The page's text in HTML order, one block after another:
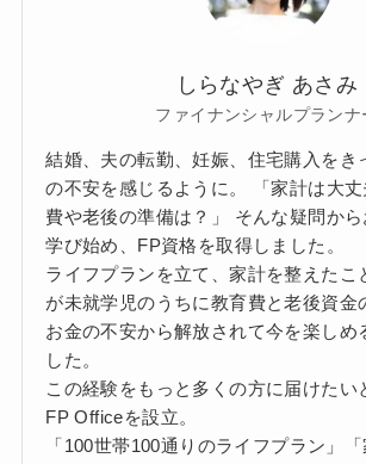
しらなやぎ あさみ
ファイナンシャルプランナ
結婚、夫の転勤、妊娠、住宅購入をき
の不安を感じるように。 「家計は大
費や老後の準備は？」 そんな疑問か
学び始め、FP資格を取得しました。
ライフプランを立て、家計を整えたこ
が未就学児のうちに教育費と老後資金
お金の不安から解放されて今を楽しめ
した。
この経験をもっと多くの方に届けたい
FP Officeを設立。
「100世帯100通りのライフプラン」